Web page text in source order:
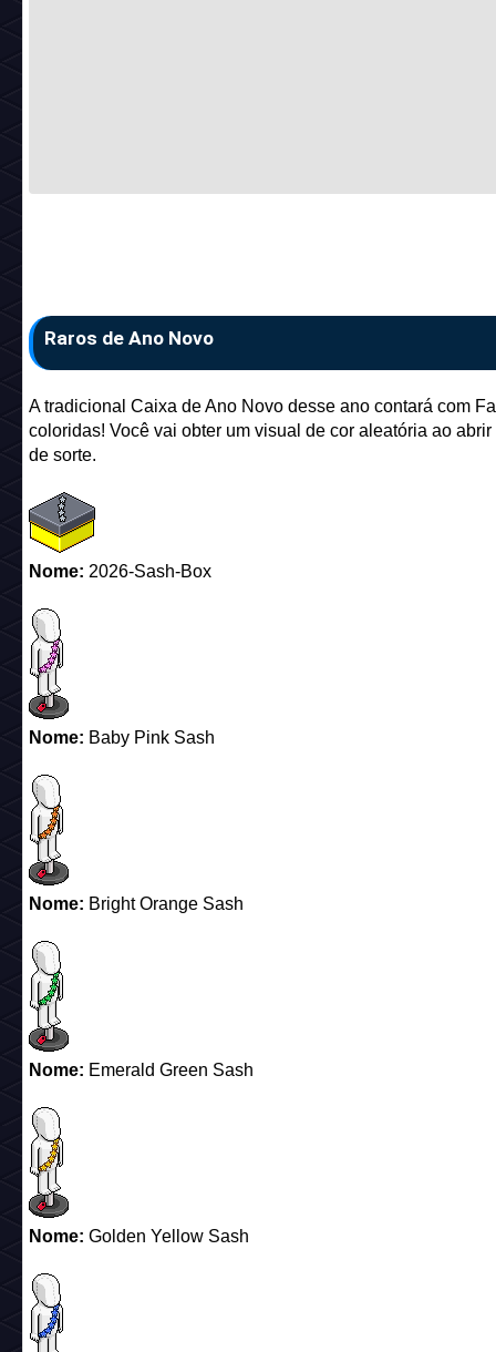
Raros de Ano Novo
A tradicional Caixa de Ano Novo desse ano contará com
coloridas! Você vai obter um visual de cor aleatória ao abrir
de sorte.
Nome: 2026-Sash-Box
Nome: Baby Pink Sash
Nome: Bright Orange Sash
Nome: Emerald Green Sash
Nome: Golden Yellow Sash